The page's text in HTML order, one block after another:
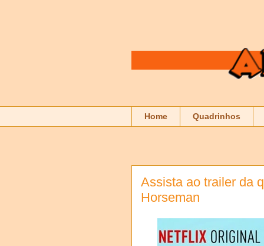
Home Quadrinhos
Assista ao trailer da
Horseman